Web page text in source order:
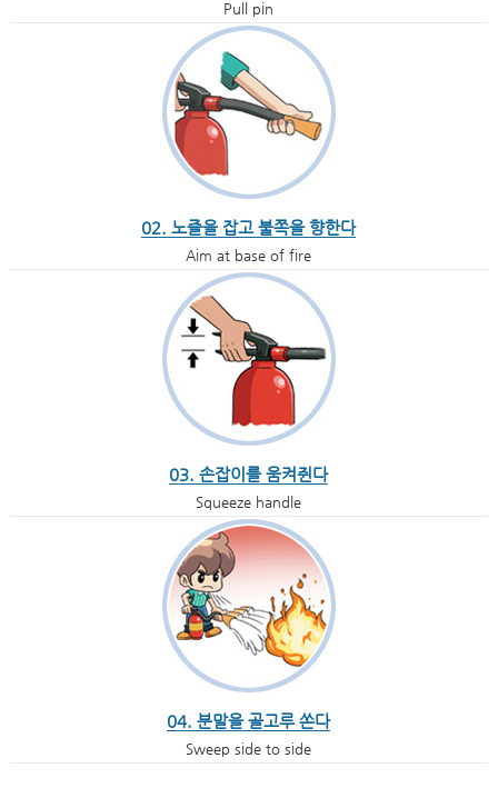
Pull pin
02. 노즐을 잡고 불쪽을 향한다
Aim at base of fire
03. 손잡이를 움켜쥔다
Squeeze handle
04. 분말을 골고루 쏜다
Sweep side to side